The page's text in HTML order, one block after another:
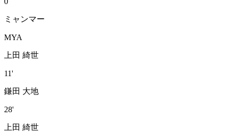
ミャンマー
MYA
上田 綺世
11'
鎌田 大地
28'
上田 綺世